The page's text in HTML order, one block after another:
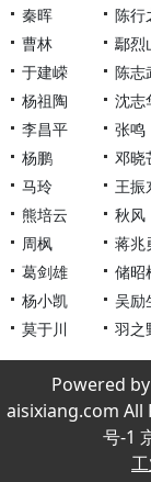
秦晖 陈行
曹林
鄢烈
于建嵘
陈志
杨祖陶
沈志
李昌平
张鸣
杨鹏
邓晓
马玲
王振
熊培云
秋风
周枫
蒋兆
葛剑雄
储昭
杨小凯
吴励
莫于川
羽之
Powered
aisixiang.com All
号-1